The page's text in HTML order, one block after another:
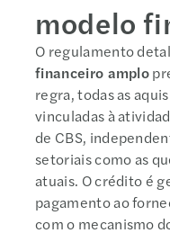
modelo
O regulamento
financeiro amplo
regra, todas as
vinculadas à
de CBS,
setoriais como as
atuais. O crédito é
pagamento ao
com o mecanismo